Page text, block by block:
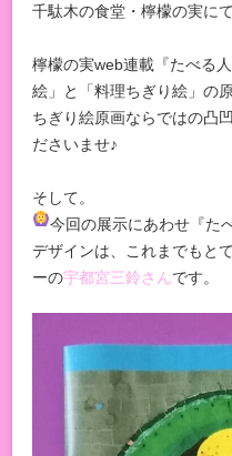
千駄木の食堂・檸檬の実に
檸檬の実web連載『たべる
絵」と「料理ちぎり絵」の
ちぎり絵原画ならではの凸
ださいませ♪
そして。
今回の展示にあわせ『た
デザインは、これまでもと
ーの宇都宮三鈴さんです。